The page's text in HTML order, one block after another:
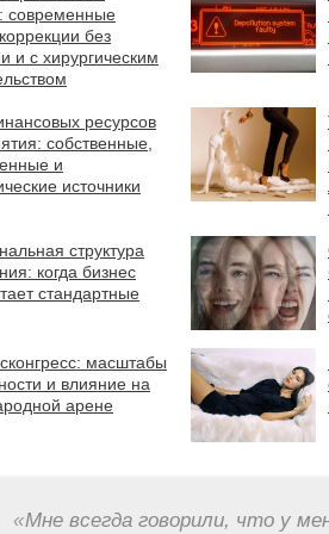
современные
без
и с хирургическим
ресурсов
собственные,
и
источники
структура
когда бизнес
стандартные
масштабы
и влияние на
арене
«Мне всегда говорили, что у